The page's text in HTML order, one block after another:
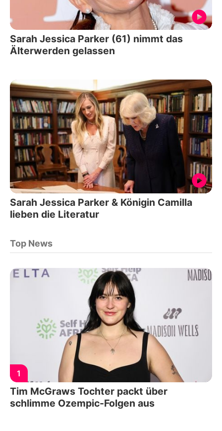
Sarah Jessica Parker (61) nimmt das
Älterwerden gelassen
Sarah Jessica Parker & Königin Camilla
lieben die Literatur
Top News
1
Tim McGraws Tochter packt über
schlimme Ozempic-Folgen aus